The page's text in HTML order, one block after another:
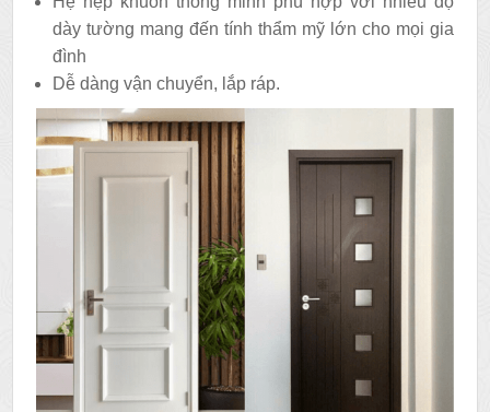
dày tường mang đến tính thẩm mỹ lớn cho mọi gia
đình
Dễ dàng vận chuyển, lắp ráp.